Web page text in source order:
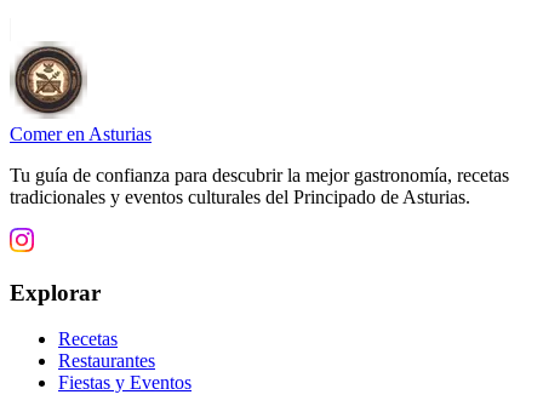
Comer en Asturias
Tu guía de confianza para descubrir la mejor gastronomía, recetas
tradicionales y eventos culturales del Principado de Asturias.
Explorar
Recetas
Restaurantes
Fiestas y Eventos